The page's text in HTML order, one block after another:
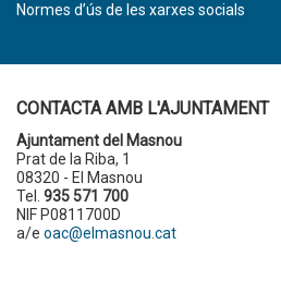
Normes d’ús de les xarxes socials
CONTACTA AMB L'AJUNTAMENT
Ajuntament del Masnou
Prat de la Riba, 1
08320 - El Masnou
Tel. 935 571 700
NIF P0811700D
a/e oac@elmasnou.cat